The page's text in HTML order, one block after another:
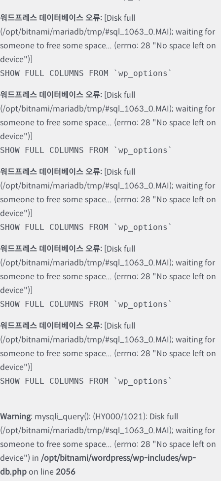
워드프레스 데이터베이스 오류: [Disk full
(/opt/bitnami/mariadb/tmp/#sql_1063_0.MAI); waiting for
someone to free some space... (errno: 28 "No space left on
device")]
SHOW FULL COLUMNS FROM `wp_options`
워드프레스 데이터베이스 오류: [Disk full
(/opt/bitnami/mariadb/tmp/#sql_1063_0.MAI); waiting for
someone to free some space... (errno: 28 "No space left on
device")]
SHOW FULL COLUMNS FROM `wp_options`
워드프레스 데이터베이스 오류: [Disk full
(/opt/bitnami/mariadb/tmp/#sql_1063_0.MAI); waiting for
someone to free some space... (errno: 28 "No space left on
device")]
SHOW FULL COLUMNS FROM `wp_options`
워드프레스 데이터베이스 오류: [Disk full
(/opt/bitnami/mariadb/tmp/#sql_1063_0.MAI); waiting for
someone to free some space... (errno: 28 "No space left on
device")]
SHOW FULL COLUMNS FROM `wp_options`
워드프레스 데이터베이스 오류: [Disk full
(/opt/bitnami/mariadb/tmp/#sql_1063_0.MAI); waiting for
someone to free some space... (errno: 28 "No space left on
device")]
SHOW FULL COLUMNS FROM `wp_options`
Warning: mysqli_query(): (HY000/1021): Disk full
(/opt/bitnami/mariadb/tmp/#sql_1063_0.MAI); waiting for
someone to free some space... (errno: 28 "No space left on
device") in /opt/bitnami/wordpress/wp-includes/wp-
db.php on line2056